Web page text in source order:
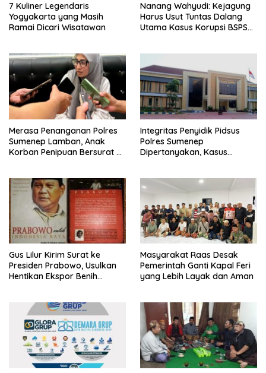
7 Kuliner Legendaris
Yogyakarta yang Masih
Ramai Dicari Wisatawan
Nanang Wahyudi: Kejagung
Harus Usut Tuntas Dalang
Utama Kasus Korupsi BSPS
Merasa Penanganan Polres
Sumenep Lamban, Anak
Korban Penipuan Bersurat ke
Integritas Penyidik Pidsus
Polres Sumenep
Dipertanyakan, Kasus
Kepastian
Gus Lilur Kirim Surat ke
Presiden Prabowo, Usulkan
Hentikan Ekspor Benih
Masyarakat Raas Desak
Pemerintah Ganti Kapal Feri
yang Lebih Layak dan Aman